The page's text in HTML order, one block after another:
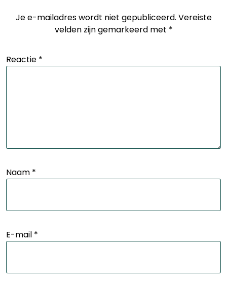
Je e-mailadres wordt niet gepubliceerd. Vereiste
velden zijn gemarkeerd met *
Reactie *
Naam *
E-mail *